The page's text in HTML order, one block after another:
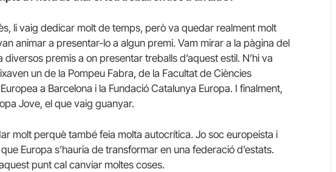
li vaig dedicar molt de temps, però va quedar realment molt
animar a presentar-lo a algun premi. Vam mirar a la pàgina del
premis a on presentar treballs d’aquest estil. N’hi va
un de la Pompeu Fabra, de la Facultat de Ciències
a Barcelona i la Fundació Catalunya Europa. I finalment,
Jove, el que vaig guanyar.
molt perquè també feia molta autocrítica. Jo soc europeista i
Europa s’hauria de transformar en una federació d’estats.
punt cal canviar moltes coses.